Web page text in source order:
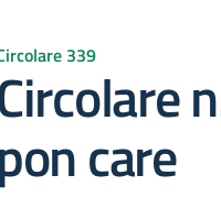
339
pon care